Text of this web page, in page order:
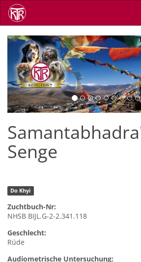
Skip
main
Previous
Senge
Do Khyi
Zuchtbuch-Nr:
NHSB BIJL.G-2-2.341.118
Geschlecht:
Rüde
Audiometrische Untersuchung: